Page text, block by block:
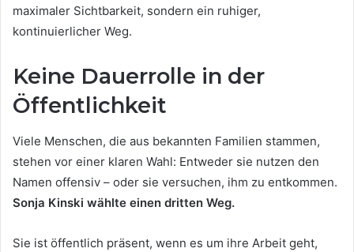
maximaler Sichtbarkeit, sondern ein ruhiger,
kontinuierlicher Weg.
Keine Dauerrolle in der
Öffentlichkeit
Viele Menschen, die aus bekannten Familien stammen,
stehen vor einer klaren Wahl: Entweder sie nutzen den
Namen offensiv – oder sie versuchen, ihm zu entkommen.
Sonja Kinski wählte einen dritten Weg.
Sie ist öffentlich präsent, wenn es um ihre Arbeit geht,